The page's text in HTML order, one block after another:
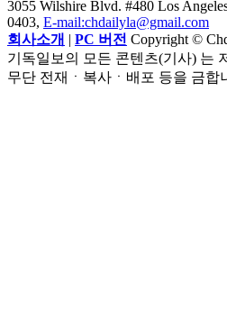
3055 Wilshire Blvd. #480 Los
0403, E-mail:chdailyla@gmail.com
회사소개 | PC 버전 Copyright ©
기독일보의 모든 콘텐츠(기사) 는
무단 전재ㆍ복사ㆍ배포 등을 금합